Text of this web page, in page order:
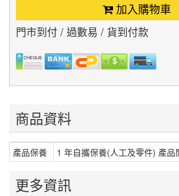
加入購物車
門市到付 / 過數易 / 貨到付款
商品資料
產品保養 1 年自攜保養(人工及零件) 產品
更多資訊